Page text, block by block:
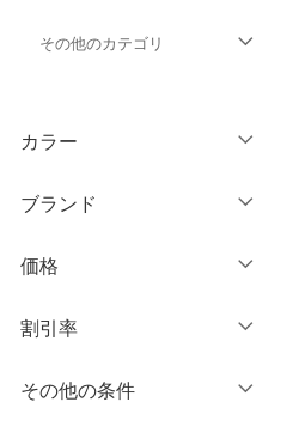
その他のカテゴリ
ジャケット・アウター
パンツ
ワンピース・ドレス
スカート
オールインワン・オーバ
ーオール
カラー
クリア
ブランド
価格
絞り込み
割引率
％OFF～ ％OFF
その他の条件